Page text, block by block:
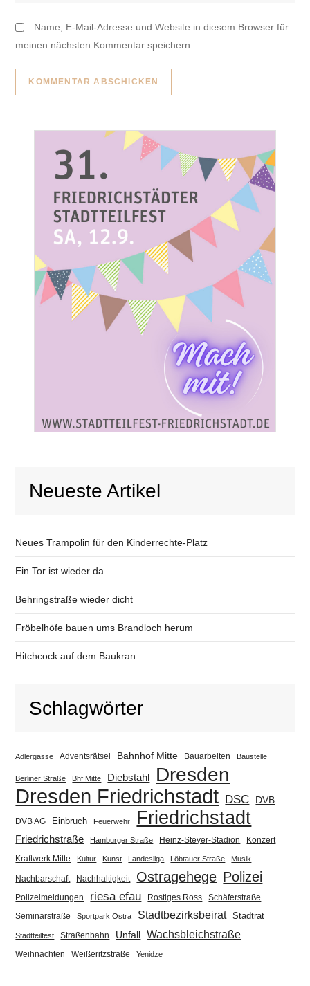
Name, E-Mail-Adresse und Website in diesem Browser für
meinen nächsten Kommentar speichern.
Neueste Artikel
Neues Trampolin für den Kinderrechte-Platz
Ein Tor ist wieder da
Behringstraße wieder dicht
Fröbelhöfe bauen ums Brandloch herum
Hitchcock auf dem Baukran
Schlagwörter
Adlergasse Adventsrätsel Bahnhof Mitte Bauarbeiten Baustelle
Berliner Straße Bhf Mitte Diebstahl Dresden
Dresden Friedrichstadt DSC DVB
DVB AG Einbruch Feuerwehr Friedrichstadt
Friedrichstraße Hamburger Straße Heinz-Steyer-Stadion
Konzert
Kraftwerk Mitte
Kultur Kunst Landesliga Löbtauer Straße Musik
Nachbarschaft Nachhaltigkeit Ostragehege Polizei
Polizeimeldungen riesa efau Rostiges Ross Schäferstraße
Seminarstraße Sportpark Ostra Stadtbezirksbeirat Stadtrat
Stadtteilfest Straßenbahn Unfall Wachsbleichstraße
Weihnachten Weißeritzstraße Yenidze